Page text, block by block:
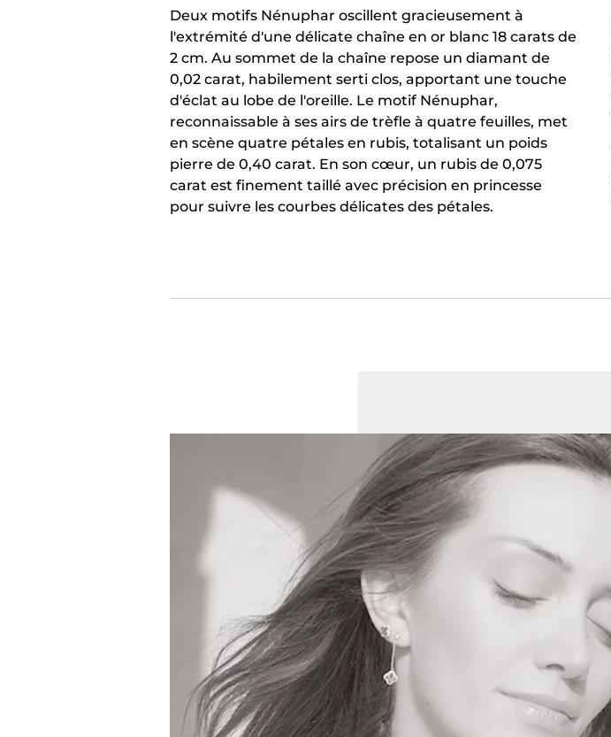
Deux motifs Nénuphar oscillent gracieusement à
l'extrémité d'une délicate chaîne en or blanc 18 carats de
2 cm. Au sommet de la chaîne repose un diamant de
0,02 carat, habilement serti clos, apportant une touche
d'éclat au lobe de l'oreille. Le motif Nénuphar,
reconnaissable à ses airs de trèfle à quatre feuilles, met
en scène quatre pétales en rubis, totalisant un poids
pierre de 0,40 carat. En son cœur, un rubis de 0,075
carat est finement taillé avec précision en princesse
pour suivre les courbes délicates des pétales.